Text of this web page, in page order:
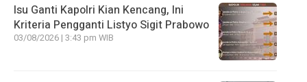
Isu Ganti Kapolri Kian Kencang, Ini
Kriteria Pengganti Listyo Sigit Prabowo
03/08/2026 | 3:43 pm WIB